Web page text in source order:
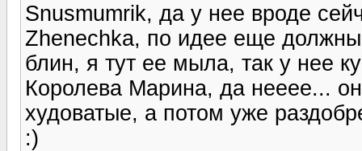
Snusmumrik, да у нее вроде
Zhenechka, по идее еще должны
блин, я тут ее мыла, так у нее
Королева Марина, да нееее...
худоватые, а потом уже
:)